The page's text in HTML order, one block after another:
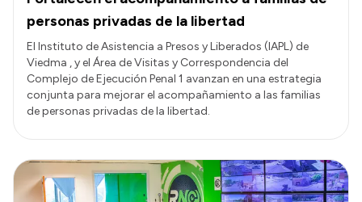
personas privadas de la libertad
El Instituto de Asistencia a Presos y Liberados (IAPL) de
Viedma , y el Área de Visitas y Correspondencia del
Complejo de Ejecución Penal 1 avanzan en una estrategia
conjunta para mejorar el acompañamiento a las familias
de personas privadas de la libertad.